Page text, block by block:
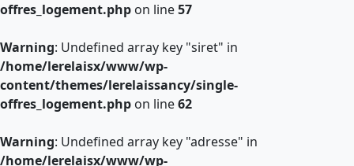
offres_logement.php on line57
Warning: Undefined array key "siret" in
/home/lerelaisx/www/wp-
content/themes/lerelaissancy/single-
offres_logement.php on line62
Warning: Undefined array key "adresse" in
/home/lerelaisx/www/wp-